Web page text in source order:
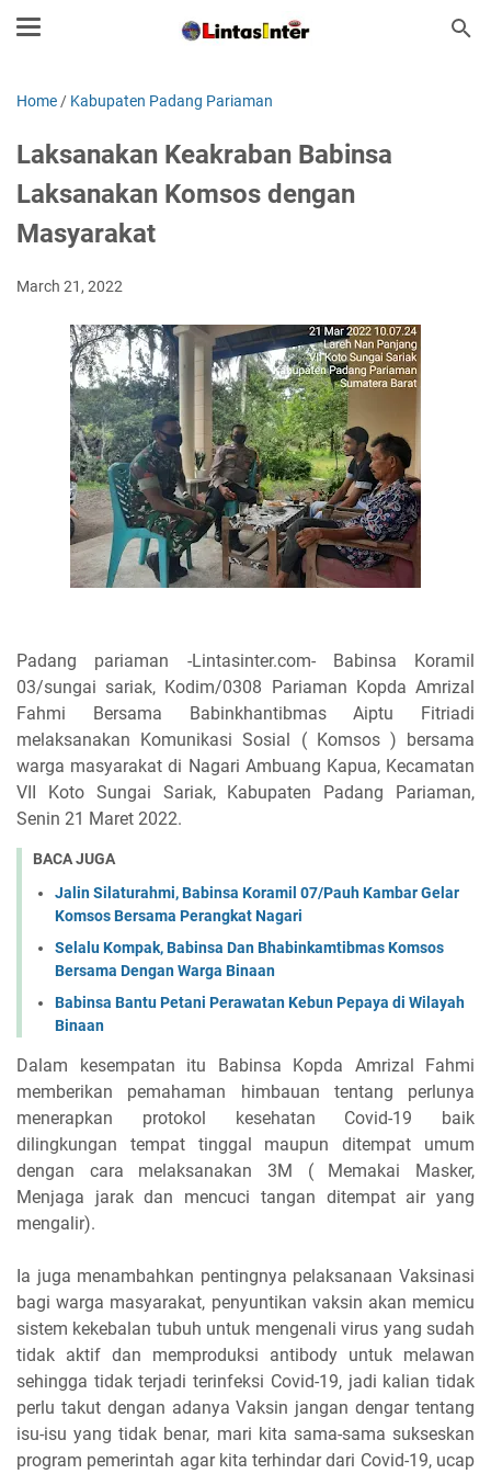
Home / Kabupaten Padang Pariaman
Laksanakan Keakraban Babinsa
Laksanakan Komsos dengan
Masyarakat
March 21, 2022
Padang pariaman -Lintasinter.com- Babinsa Koramil
03/sungai sariak, Kodim/0308 Pariaman Kopda Amrizal
Fahmi Bersama Babinkhantibmas Aiptu Fitriadi
melaksanakan Komunikasi Sosial ( Komsos ) bersama
warga masyarakat di Nagari Ambuang Kapua, Kecamatan
VII Koto Sungai Sariak, Kabupaten Padang Pariaman,
Senin 21 Maret 2022.
BACA JUGA
Jalin Silaturahmi, Babinsa Koramil 07/Pauh Kambar Gelar
Komsos Bersama Perangkat Nagari
Selalu Kompak, Babinsa Dan Bhabinkamtibmas Komsos
Bersama Dengan Warga Binaan
Babinsa Bantu Petani Perawatan Kebun Pepaya di Wilayah
Binaan
Dalam kesempatan itu Babinsa Kopda Amrizal Fahmi
memberikan pemahaman himbauan tentang perlunya
menerapkan protokol kesehatan Covid-19 baik
dilingkungan tempat tinggal maupun ditempat umum
dengan cara melaksanakan 3M ( Memakai Masker,
Menjaga jarak dan mencuci tangan ditempat air yang
mengalir).
Ia juga menambahkan pentingnya pelaksanaan Vaksinasi
bagi warga masyarakat, penyuntikan vaksin akan memicu
sistem kekebalan tubuh untuk mengenali virus yang sudah
tidak aktif dan memproduksi antibody untuk melawan
sehingga tidak terjadi terinfeksi Covid-19, jadi kalian tidak
perlu takut dengan adanya Vaksin jangan dengar tentang
isu-isu yang tidak benar, mari kita sama-sama sukseskan
program pemerintah agar kita terhindar dari Covid-19, ucap